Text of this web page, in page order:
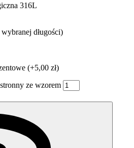
316L
długości)
(+5,00 zł)
ze wzorem